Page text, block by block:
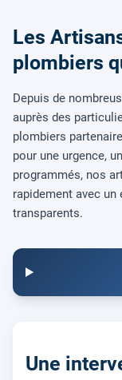
Les
plombiers
Depuis de
auprès des
plombiers
pour une urgence,
programmés, nos
rapidement avec
transparents.
Une